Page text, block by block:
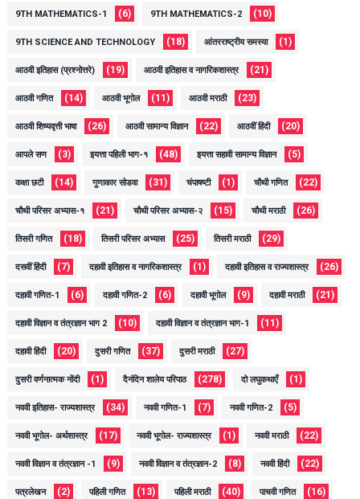
9TH MATHEMATICS-1 (6) 9TH MATHEMATICS-2 (10)
9TH SCIENCE AND TECHNOLOGY (18) आंतरराष्ट्रीय समस्या (1)
आठवी इतिहास (प्रश्नोत्तरे) (19) आठवी इतिहास व नागरिकशास्त्र (21)
आठवी गणित (14) आठवी भूगोल (11) आठवी मराठी (23)
आठवी शिष्यवृत्ती भाषा (26) आठवी सामान्य विज्ञान (22) आठवीं हिंदी (20)
आपले सण (3) इयत्ता पहिली भाग-१ (48) इयत्ता सहावी सामान्य विज्ञान (5)
कक्षा छटी (14) गुणाकार सोडवा (31) चंपाषष्टी (1) चौथी गणित (22)
चौथी परिसर अभ्यास-१ (21) चौथी परिसर अभ्यास-२ (15) चौथी मराठी (26)
तिसरी गणित (18) तिसरी परिसर अभ्यास (25) तिसरी मराठी (29)
दसवीं हिंदी (7) दहावी इतिहास व नागरिकशास्त्र (1) दहावी इतिहास व राज्यशास्त्र (26)
दहावी गणित-1 (6) दहावी गणित-2 (6) दहावी भूगोल (9) दहावी मराठी (21)
दहावी विज्ञान व तंत्रज्ञान भाग 2 (10) दहावी विज्ञान व तंत्रज्ञान भाग-1 (11)
दहावी हिंदी (20) दुसरी गणित (37) दुसरी मराठी (27)
दुसरी वर्णनात्मक नोंदी (1) दैनंदिन शालेय परिपाठ (278) दो लघुकथाएँ (1)
नववी इतिहास- राज्यशास्त्र (34) नववी गणित-1 (7) नववी गणित-2 (5)
नववी भूगोल- अर्थशास्त्र (17) नववी भूगोल- राज्यशास्त्र (1) नववी मराठी (22)
नववी विज्ञान व तंत्रज्ञान -1 (9) नववी विज्ञान व तंत्रज्ञान-2 (8) नववी हिंदी (22)
पत्रलेखन (2) पहिली गणित (13) पहिली मराठी (40) पाचवी गणित (16)